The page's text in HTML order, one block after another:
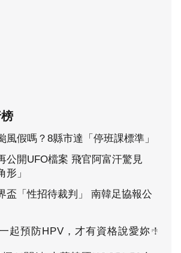
風假嗎？8縣市達「停班課標準」
公開UFO檔案 飛官阿富汗驚見
形」
盃「性招待裁判」 南韓足協報公
起預防HPV，才有資格說愛妳！
PR